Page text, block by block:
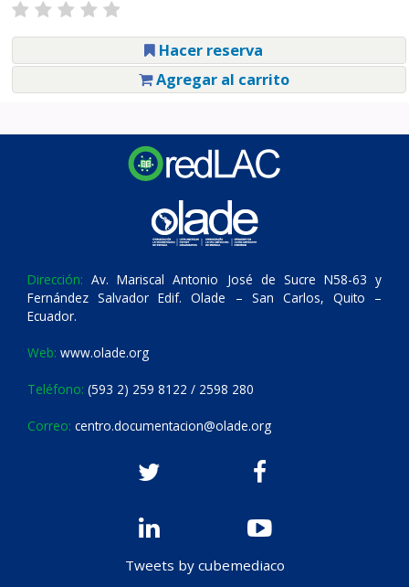
Hacer reserva
Agregar al carrito
Dirección: Av. Mariscal Antonio José de Sucre N58-63 y
Fernández Salvador Edif. Olade – San Carlos, Quito –
Ecuador.
Web: www.olade.org
Teléfono: (593 2) 259 8122 / 2598 280
Correo: centro.documentacion@olade.org
Tweets by cubemediaco